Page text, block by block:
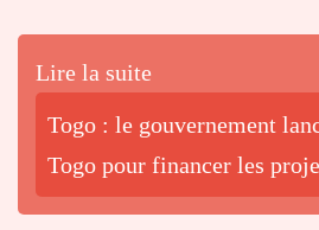
Lire la suite
Togo : le gouvernement
Togo pour financer les